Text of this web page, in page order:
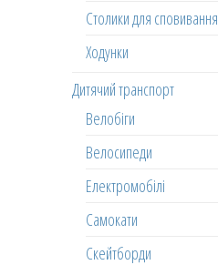
Столики для сповивання
Ходунки
Дитячий транспорт
Велобіги
Велосипеди
Електромобілі
Самокати
Скейтборди